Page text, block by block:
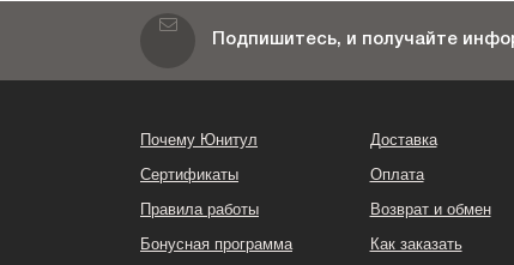
Подпишитесь, и получайте
Почему Юнитул
Сертификаты
Правила работы
Бонусная программа
Доставка
Оплата
Возврат и обмен
Как заказать